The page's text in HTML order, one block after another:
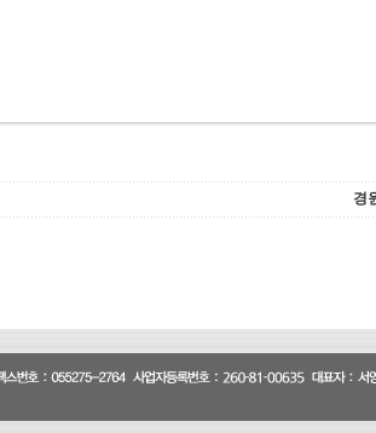
경